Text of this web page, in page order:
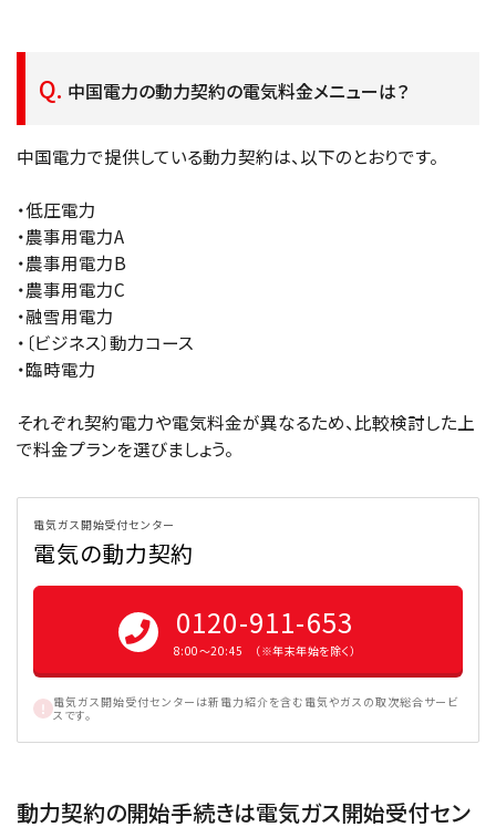
中国電力の動力契約の電気料金メニューは？
中国電力で提供している動力契約は、以下のとおりです。
・低圧電力
・農事用電力A
・農事用電力B
・農事用電力C
・融雪用電力
・〔ビジネス〕動力コース
・臨時電力
それぞれ契約電力や電気料金が異なるため、比較検討した上
で料金プランを選びましょう。
電気ガス開始受付センター
電気の動力契約
0120-911-653
8:00〜20:45 （※年末年始を除く）
電気ガス開始受付センターは新電力紹介を含む電気やガスの取次総合サービ
スです。
動力契約の開始手続きは電気ガス開始受付セン